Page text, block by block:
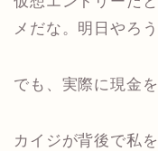
メだな。明日やろ
でも、実際に現金
カイジが背後で私